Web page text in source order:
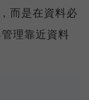
而是在資料必
理靠近資料